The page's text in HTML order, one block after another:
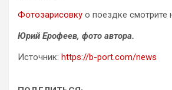
Фотозарисовку о поездке смотрите
Юрий Ерофеев, фото автора.
Источник: https://b-port.com/news